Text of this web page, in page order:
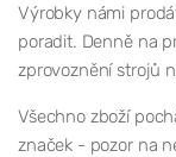
Výrobky námi
poradit. Denně na
zprovoznění strojů
Všechno zboží
značek - pozor na